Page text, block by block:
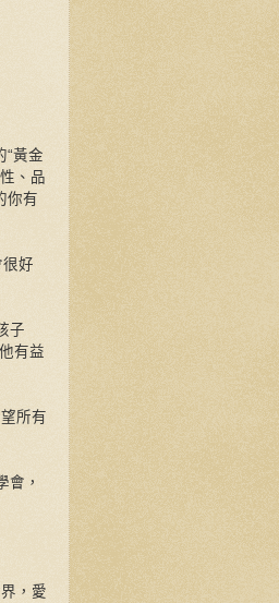
黃金
、品
你有
好
子
有益
所有
，
，愛